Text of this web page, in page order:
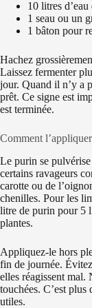
10 litres
1 seau ou un
1 bâton pour
Hachez
Laissez fermenter
jour. Quand il n’y a
prêt. Ce signe est
est terminée.
Comment
Le purin se
certains ravageurs
carotte ou de
chenilles. Pour les
litre de purin pour 5
plantes.
Appliquez-le hors
fin de journée.
elles réagissent mal.
touchées. C’est
utiles.